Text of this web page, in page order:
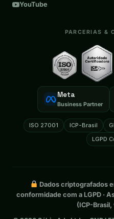
PARCERIAS &
Meta
Business Partner
ISO 27001 ICP-Brasil
LGPD
YouTube
Dados criptografados
conformidade com a LGPD ·
(ICP-Brasil,